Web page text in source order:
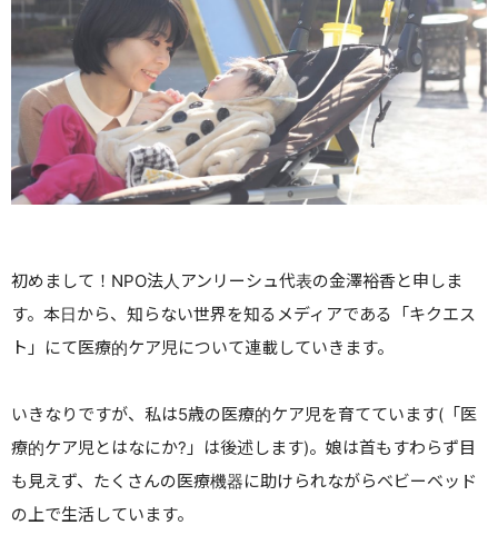
初めまして！ NPO法人アンリーシュ代表の金澤裕香と申しま
す。本日から、知らない世界を知るメディアである「キクエス
ト」にて医療的ケア児について連載していきます。
いきなりですが、私は5歳の医療的ケア児を育てています(「医
療的ケア児とはなにか?」は後述します)。娘は首もすわらず目
も見えず、たくさんの医療機器に助けられながらベビーベッド
の上で生活しています。